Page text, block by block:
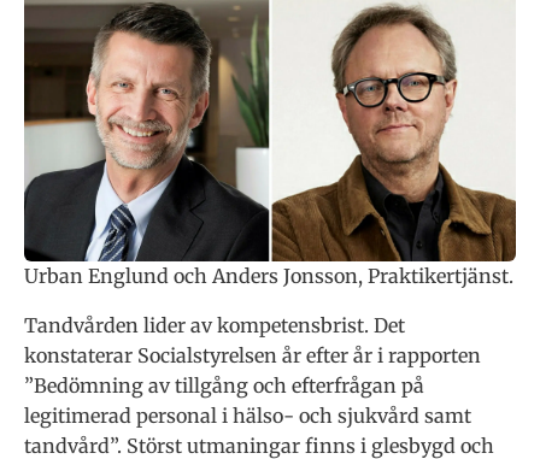
Urban Englund och Anders Jonsson, Praktikertjänst.
Tandvården lider av kompetensbrist. Det
konstaterar Socialstyrelsen år efter år i rapporten
”Bedömning av tillgång och efterfrågan på
legitimerad personal i hälso- och sjukvård samt
tandvård”. Störst utmaningar finns i glesbygd och